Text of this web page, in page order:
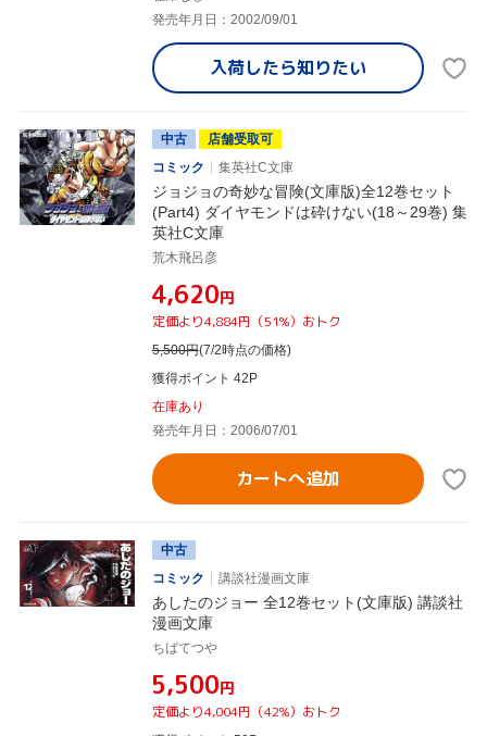
発売年月日：2002/09/01
入荷したら知りたい
中古
店舗受取可
コミック
集英社C文庫
ジョジョの奇妙な冒険(文庫版)全12巻セット
(Part4) ダイヤモンドは砕けない(18～29巻) 集
英社C文庫
荒木飛呂彦
¥4,620円
定価より4,884円（51%）おトク
5,500円(7/2時点の価格)
獲得ポイント 42P
在庫あり
発売年月日：2006/07/01
カートへ追加
中古
コミック
講談社漫画文庫
あしたのジョー 全12巻セット(文庫版) 講談社
漫画文庫
ちばてつや
¥5,500円
定価より4,004円（42%）おトク